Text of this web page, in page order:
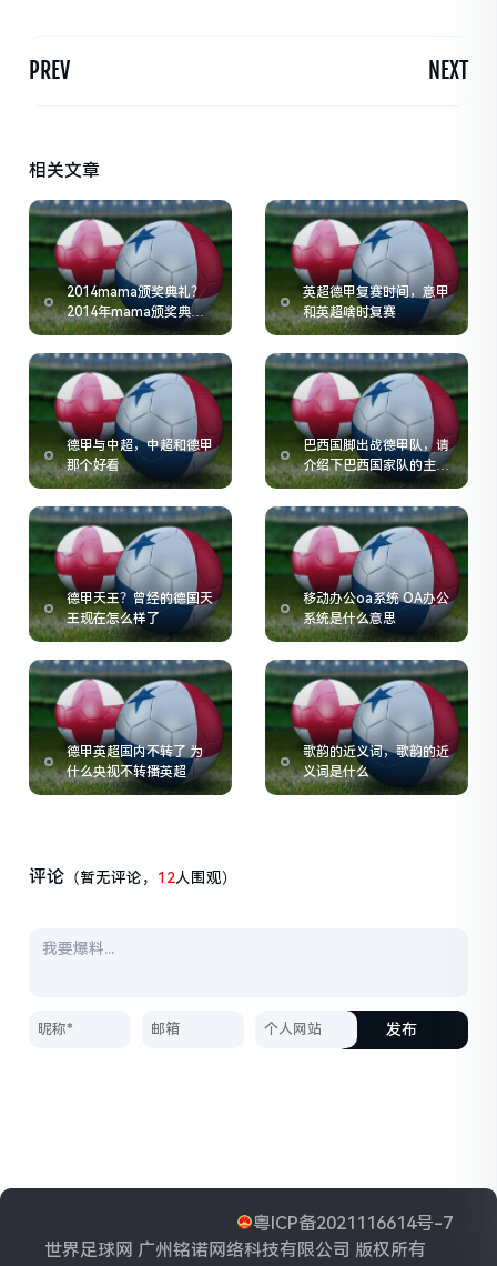
PREV NEXT
相关文章
2014mama颁奖典礼？
2014年mama颁奖典礼
有谁参加了
英超德甲复赛时间，意甲
和英超啥时复赛
德甲与中超，中超和德甲
那个好看
巴西国脚出战德甲队，请
介绍下巴西国家队的主力
左后卫安德烈
德甲天王？曾经的德国天
王现在怎么样了
移动办公oa系统 OA办公
系统是什么意思
德甲英超国内不转了 为
什么央视不转播英超
歌韵的近义词，歌韵的近
义词是什么
评论 （暂无评论， 12人围观）
发布
粤ICP备2021116614号-7
世界足球网 广州铭诺网络科技有限公司 版权所有